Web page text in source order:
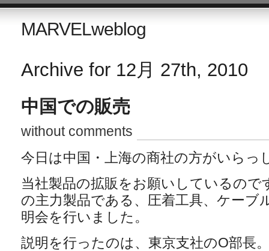
MARVELweblog
Archive for 12月 27th, 2010
中国での販売
without comments
今日は中国・上海の商社の方がいらっ
当社製品の拡販をお願いしているので
の主力製品である、圧着工具、ケーブ
明会を行いました。
説明を行ったのは、東京支社のO部長